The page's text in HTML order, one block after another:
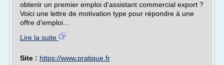
obtenir un premier emploi d'assistant commercial export ?
Voici une lettre de motivation type pour répondre à une
offre d'emploi...
Lire la suite
Site : https://www.pratique.fr